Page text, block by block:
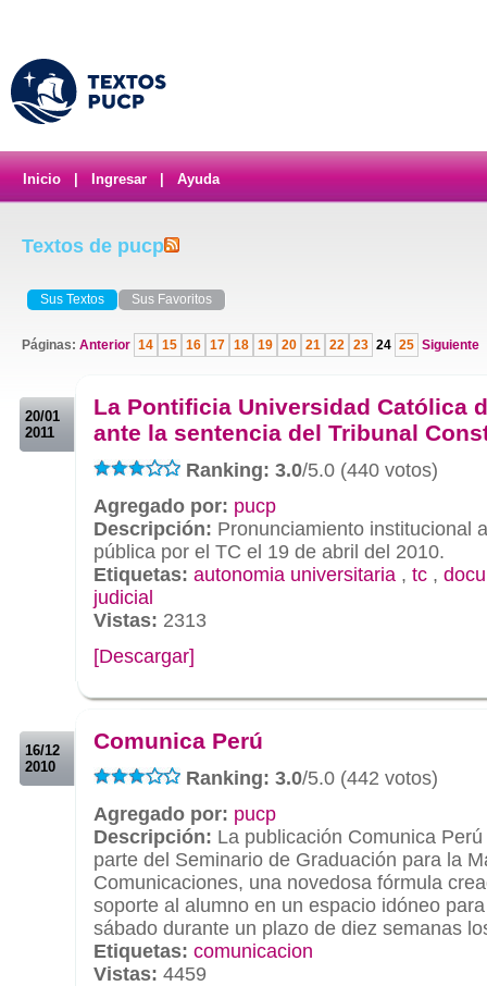
Inicio Ingresar Ayuda
Textos de pucp
Sus Textos Sus Favoritos
Páginas: Anterior 14 15 16 17 18 19 20 21 22 23 24 25 Siguiente
20/01
2011
La Pontificia Universidad Católica
ante la sentencia del Tribunal
Ranking: 3.0/5.0 (440 votos)
Agregado por: pucp
Descripción: Pronunciamiento institucional
pública por el TC el 19 de abril del 2010.
Etiquetas: autonomia universitaria , tc ,
judicial
Vistas: 2313
[Descargar]
16/12
2010
Comunica Perú
Ranking: 3.0/5.0 (442 votos)
Agregado por: pucp
Descripción: La publicación Comunica
parte del Seminario de Graduación para la
Comunicaciones, una novedosa fórmula
soporte al alumno en un espacio idóneo
sábado durante un plazo de diez semanas
Etiquetas: comunicacion
Vistas: 4459